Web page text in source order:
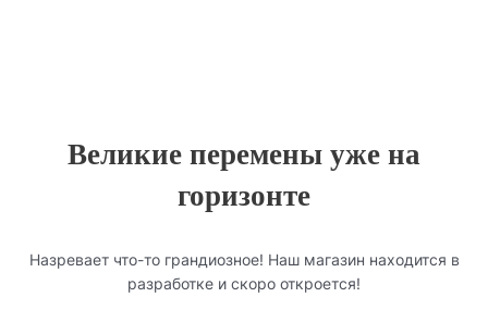
Великие перемены уже на
горизонте
Назревает что-то грандиозное! Наш магазин находится в
разработке и скоро откроется!